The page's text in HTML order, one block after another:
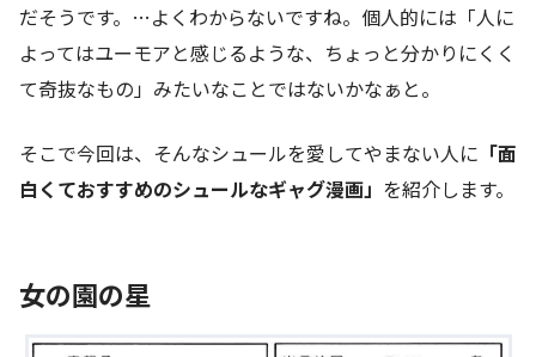
だそうです。…よくわからないですね。個人的には「人に
よってはユーモアと感じるような、ちょっと分かりにくく
て奇抜なもの」みたいなことではないかなぁと。
そこで今回は、そんなシュールを愛してやまない人に 「面
白くておすすめのシュールなギャグ漫画」 を紹介します。
女の園の星